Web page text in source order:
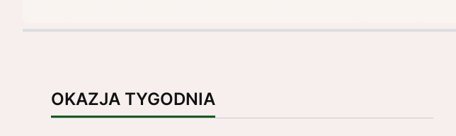
Naciśnij Enter lub spację, aby otworzyć stronę.
OKAZJA TYGODNIA